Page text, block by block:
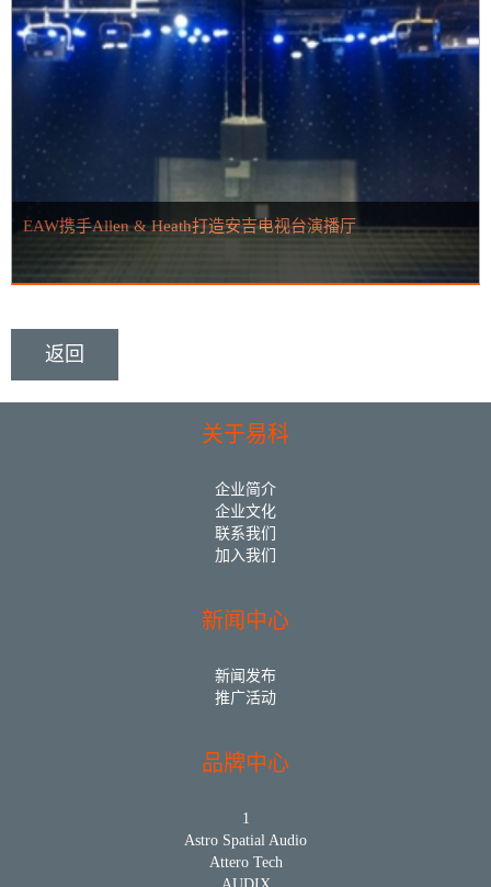
EAW携手Allen & Heath打造安吉电视台演播厅
返回
关于易科
企业简介
企业文化
联系我们
加入我们
新闻中心
新闻发布
推广活动
品牌中心
1
Astro Spatial Audio
Attero Tech